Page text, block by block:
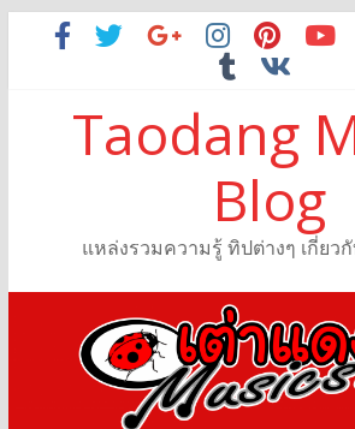
Taodang
Blog
แหล่งรวมความรู้ ทิปต่างๆ เกี่ยว